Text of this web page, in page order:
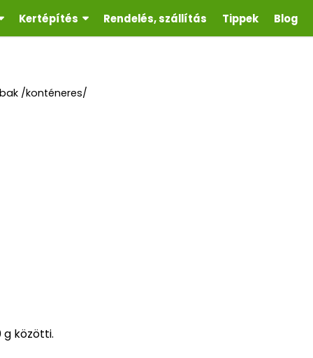
Kertépítés Rendelés, szállítás Tippek Blog
/konténeres/
g közötti.